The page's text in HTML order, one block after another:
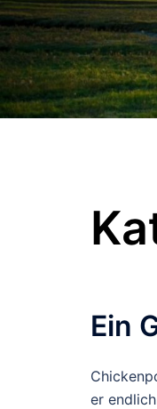
Ein
er